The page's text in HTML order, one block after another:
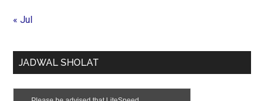
« Jul
JADWAL SHOLAT